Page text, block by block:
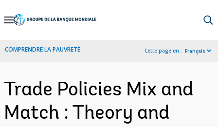
Skip
Navigation
COMPRENDRE LA PAUVRETÉ Cette page en : Français
Trade Policies Mix and
Match : Theory and